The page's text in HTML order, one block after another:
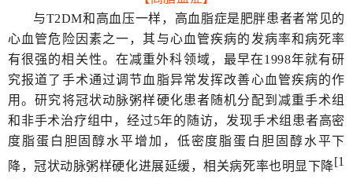
与T2DM和高血压一样，高血脂症是肥胖患者者常见的
心血管危险因素之一，其与心血管疾病的发病率和病死率
有很强的相关性。在减重外科领域，最早在1998年就有研
究报道了手术通过调节血脂异常发挥改善心血管疾病的作
用。研究将冠状动脉粥样硬化患者随机分配到减重手术组
和非手术治疗组中，经过5年的随访，发现手术组患者高密
度脂蛋白胆固醇水平增加，低密度脂蛋白胆固醇水平下
降，冠状动脉粥样硬化进展延缓，相关病死率也明显下降[1